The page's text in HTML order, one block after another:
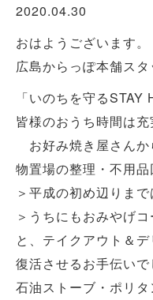
2020.04.30
おはようございます。
広島からっぽ本舗スタ
「いのちを守るSTAY
皆様のおうち時間は
お好み焼き屋さんか
物置場の整理・不用品
＞平成の初め辺りまで
＞うちにもおみやげ
と、テイクアウト＆
復活させるお手伝いで
石油ストーブ・ポリ